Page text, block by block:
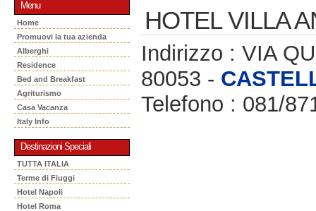
Menu
Home
Promuovi la tua azienda
Alberghi
Residence
Bed and Breakfast
Agriturismo
Casa Vacanza
Italy Info
Destinazioni Speciali
TUTTA ITALIA
Terme di Fiuggi
Hotel Napoli
Hotel Roma
HOTEL VILLA
Indirizzo : VIA
80053 -
Telefono : 081/